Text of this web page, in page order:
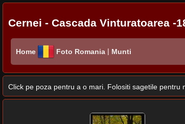
Cernei - Cascada Vinturatoarea -
Home Foto Romania | Munti
Click pe poza pentru a o mari. Folositi sagetile pentru